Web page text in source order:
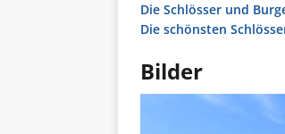
Die Schlösser und
Die schönsten
Bilder